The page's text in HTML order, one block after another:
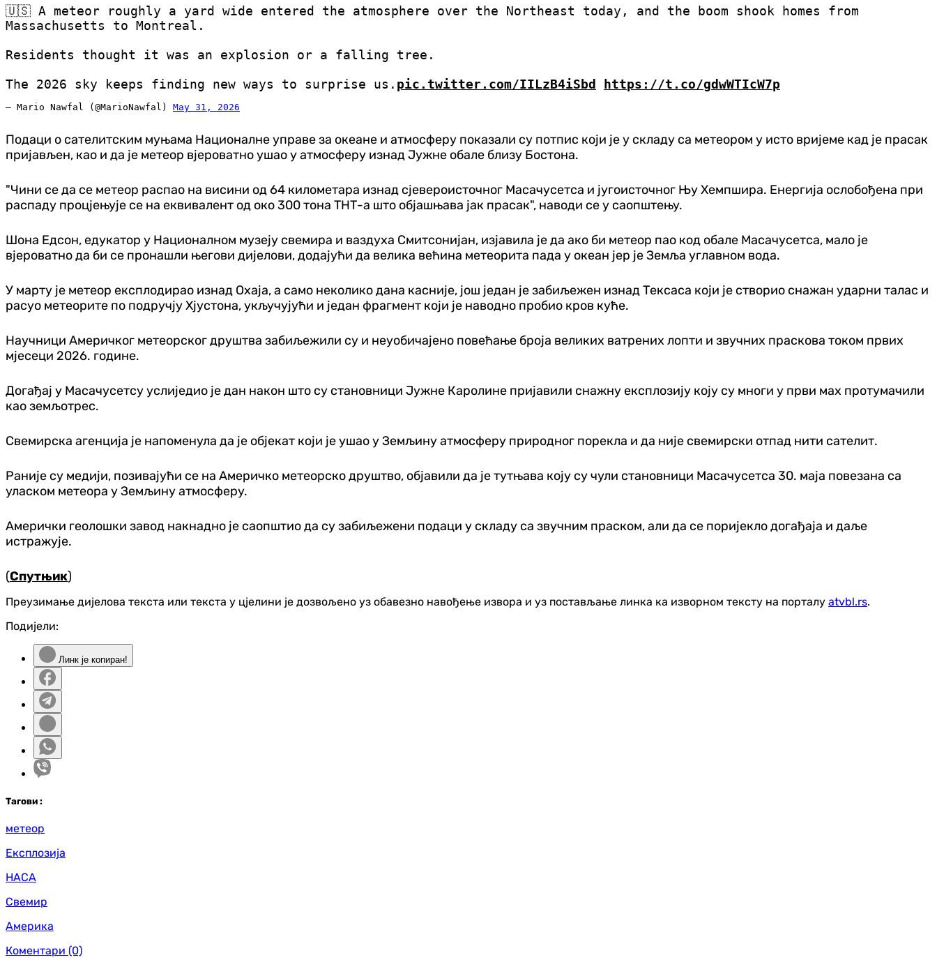
🇺🇸 A meteor roughly a yard wide entered the atmosphere over the Northeast today, and the boom shook homes from
Massachusetts to Montreal.
Residents thought it was an explosion or a falling tree.
The 2026 sky keeps finding new ways to surprise us. pic.twitter.com/IILzB4iSbd https://t.co/gdwWTIcW7p
— Mario Nawfal (@MarioNawfal) May 31, 2026
Подаци о сателитским муњама Националне управе за океане и атмосферу показали су потпис који је у складу са метеором у исто вријеме кад је прасак
пријављен, као и да је метеор вјероватно ушао у атмосферу изнад Јужне обале близу Бостона.
"Чини се да се метеор распао на висини од 64 километара изнад сјевероисточног Масачусетса и југоисточног Њу Хемпшира. Енергија ослобођена при
распаду процјењује се на еквивалент од око 300 тона ТНТ-а што објашњава јак прасак", наводи се у саопштењу.
Шона Едсон, едукатор у Националном музеју свемира и ваздуха Смитсонијан, изјавила је да ако би метеор пао код обале Масачусетса, мало је
вјероватно да би се пронашли његови дијелови, додајући да велика већина метеорита пада у океан јер је Земља углавном вода.
У марту је метеор експлодирао изнад Охаја, а само неколико дана касније, још један је забиљежен изнад Тексаса који је створио снажан ударни талас и
расуо метеорите по подручју Хјустона, укључујући и један фрагмент који је наводно пробио кров куће.
Научници Америчког метеорског друштва забиљежили су и неуобичајено повећање броја великих ватрених лопти и звучних праскова током првих
мјесеци 2026. године.
Догађај у Масачусетсу услиједио је дан након што су становници Јужне Каролине пријавили снажну експлозију коју су многи у први мах протумачили
као земљотрес.
Свемирска агенција је напоменула да је објекат који је ушао у Земљину атмосферу природног порекла и да није свемирски отпад нити сателит.
Раније су медији, позивајући се на Америчко метеорско друштво, објавили да је тутњава коју су чули становници Масачусетса 30. маја повезана са
уласком метеора у Земљину атмосферу.
Амерички геолошки завод накнадно је саопштио да су забиљежени подаци у складу са звучним праском, али да се поријекло догађаја и даље
истражује.
(Спутњик)
Преузимање дијелова текста или текста у цјелини је дозвољено уз обавезно навођење извора и уз постављање линка ка изворном тексту на порталу atvbl.rs.
Подијели:
Линк је копиран!
Тагови :
метеор
Експлозија
НАСА
Свемир
Америка
Коментари (0)